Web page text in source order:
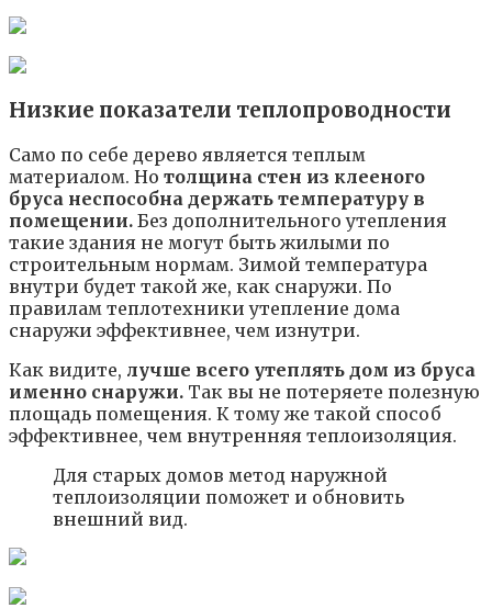
Низкие показатели теплопроводности
Само по себе дерево является теплым
материалом. Но толщина стен из клееного
бруса неспособна держать температуру в
помещении. Без дополнительного утепления
такие здания не могут быть жилыми по
строительным нормам. Зимой температура
внутри будет такой же, как снаружи. По
правилам теплотехники утепление дома
снаружи эффективнее, чем изнутри.
Как видите, лучше всего утеплять дом из бруса
именно снаружи. Так вы не потеряете полезную
площадь помещения. К тому же такой способ
эффективнее, чем внутренняя теплоизоляция.
Для старых домов метод наружной
теплоизоляции поможет и обновить
внешний вид.